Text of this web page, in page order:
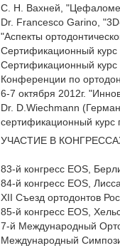
C. Н. Вахней,
Dr. Francesco Garino,
"Аспекты
Сертификационный курс
Сертификационный курс
Конференции по
6-7 октября 2012г.
Dr. D.Wiechmann
сертификационный курс
УЧАСТИЕ В
83-й конгресс EOS,
84-й конгресс EOS,
XII Съезд ортодонтов
85-й конгресс EOS,
7-й Международный
Международный